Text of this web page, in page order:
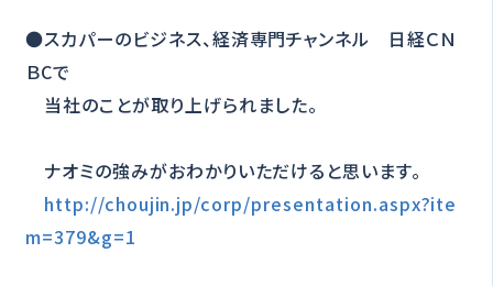
●スカパーのビジネス、経済専門チャンネル 日経ＣＮ
ＢCで
当社のことが取り上げられました。
ナオミの強みがおわかりいただけると思います。
http://choujin.jp/corp/presentation.aspx?ite
m=379&g=1